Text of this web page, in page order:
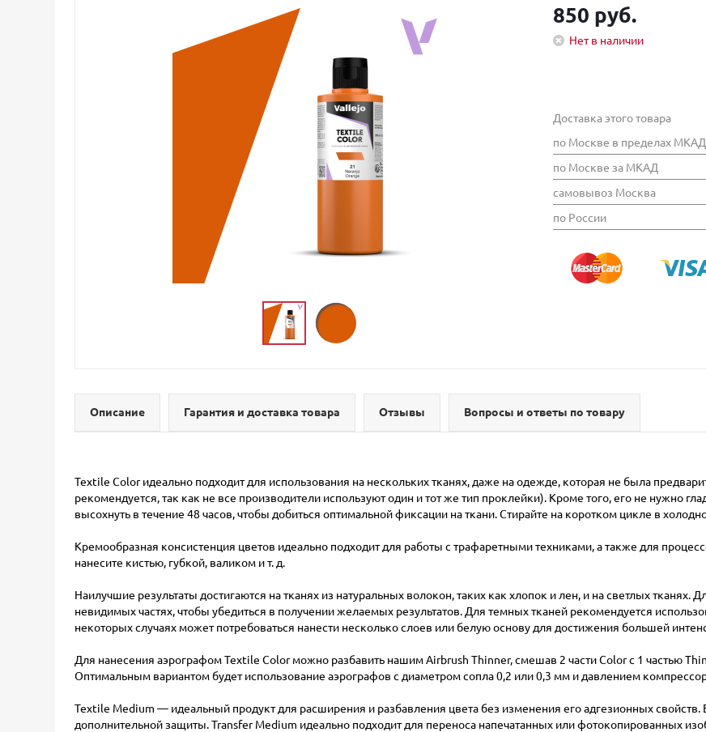
850 руб.
Нет в наличии
Доставка этого товара
по Москве в пределах МКАД
по Москве за МКАД
самовывоз Москва
по России
Описание Гарантия и доставка товара Отзывы Вопросы и ответы по товару
Textile Color идеально подходит для использования на нескольких тканях, даже на одежде, которая не была
рекомендуется, так как не все производители используют один и тот же тип проклейки). Кроме того, его не нужно
высохнуть в течение 48 часов, чтобы добиться оптимальной фиксации на ткани. Стирайте на коротком цикле в
Кремообразная консистенция цветов идеально подходит для работы с трафаретными техниками, а также для
нанесите кистью, губкой, валиком и т. д.
Наилучшие результаты достигаются на тканях из натуральных волокон, таких как хлопок и лен, и на светлых тканях.
невидимых частях, чтобы убедиться в получении желаемых результатов. Для темных тканей рекомендуется
некоторых случаях может потребоваться нанести несколько слоев или белую основу для достижения большей
Для нанесения аэрографом Textile Color можно разбавить нашим Airbrush Thinner, смешав 2 части Color с 1 частью
Оптимальным вариантом будет использование аэрографов с диаметром сопла 0,2 или 0,3 мм и давлением
Textile Medium — идеальный продукт для расширения и разбавления цвета без изменения его адгезионных свойств.
дополнительной защиты. Transfer Medium идеально подходит для переноса напечатанных или фотокопированных